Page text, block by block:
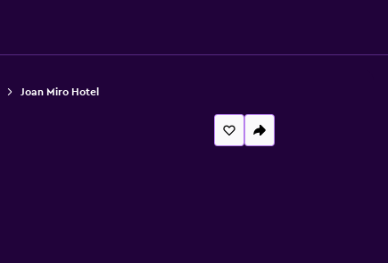
Joan Miro Hotel